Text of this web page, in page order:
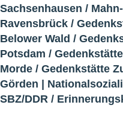
Sachsenhausen /
Ravensbrück /
Belower Wald /
Potsdam /
Morde / Gedenkstätte
Görden |
SBZ/DDR /